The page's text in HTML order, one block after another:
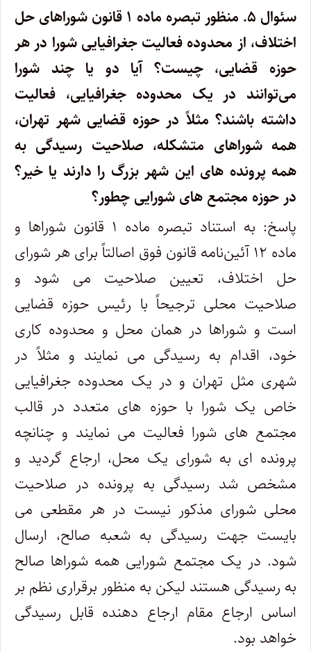
سئوال ۵.
منظور تبصره ماده ۱ قانون شوراهای حل
اختلاف، از محدوده فعالیت جغرافیایی شورا در هر
حوزه قضایی، چیست؟ آیا دو یا چند شورا
می‌توانند در یک محدوده جغرافیایی، فعالیت
داشته باشند؟ مثلاً در حوزه قضایی شهر تهران،
همه شوراهای متشکله، صلاحیت رسیدگی به
همه پرونده های این شهر بزرگ را دارند یا خیر؟
در حوزه مجتمع های شورایی چطور؟
پاسخ: به استناد تبصره ماده ۱ قانون شوراها و
ماده ۱۲ آئین‌نامه قانون فوق اصالتاً برای هر شورای
حل اختلاف، تعیین صلاحیت می شود و
صلاحیت محلی ترجیحاً با رئیس حوزه قضایی
است و شوراها در همان محل و محدوده کاری
خود، اقدام به رسیدگی می نمایند و مثلاً در
شهری مثل تهران و در یک محدوده جغرافیایی
خاص یک شورا با حوزه های متعدد در قالب
مجتمع های شورا فعالیت می نمایند و چنانچه
پرونده ای به شورای یک محل، ارجاع گردید و
مشخص شد رسیدگی به پرونده در صلاحیت
محلی شورای مذکور نیست در هر مقطعی می
بایست جهت رسیدگی به شعبه صالح، ارسال
شود. در یک مجتمع شورایی همه شوراها صالح
به رسیدگی هستند لیکن به منظور برقراری نظم بر
اساس ارجاع مقام ارجاع دهنده قابل رسیدگی
خواهد بود.